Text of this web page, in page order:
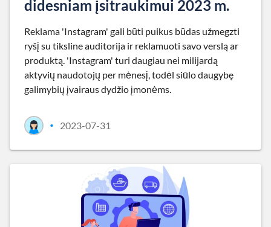
didesniam įsitraukimui 2023 m.
Reklama 'Instagram' gali būti puikus būdas užmegzti
ryšį su tiksline auditorija ir reklamuoti savo verslą ar
produktą. 'Instagram' turi daugiau nei milijardą
aktyvių naudotojų per mėnesį, todėl siūlo daugybę
galimybių įvairaus dydžio įmonėms.
• 2023-07-31